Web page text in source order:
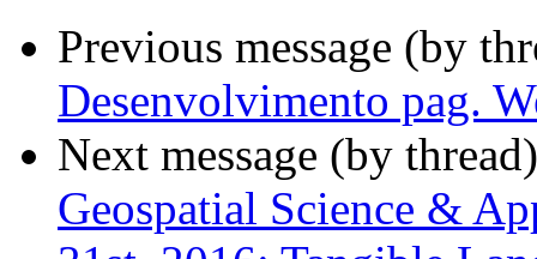
Previous message (by
Desenvolvimento pag.
Next message (by
Geospatial Science &